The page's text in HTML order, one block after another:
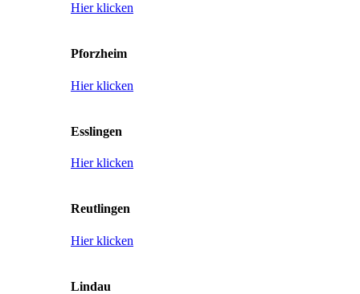
Hier klicken
Pforzheim
Hier klicken
Esslingen
Hier klicken
Reutlingen
Hier klicken
Lindau